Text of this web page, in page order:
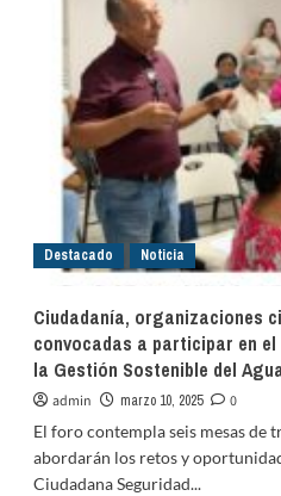
Destacado Noticia
Ciudadanía, organizaciones
convocadas a participar en
la Gestión Sostenible del
admin marzo 10, 2025
0
El foro contempla seis mesas de
abordarán los retos y
Ciudadana Seguridad...